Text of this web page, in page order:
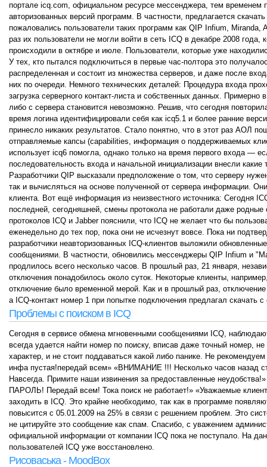
портале icq.com, официальном ресурсе мессенджера, тем временем
авторизованных версий программ. В частности, предлагается
пожаловались пользователи таких программ как QIP Infium,
раз их пользователи не могли войти в сеть ICQ в декабре 2008
происходили в октябре и июле. Пользователи, которые уже
У тех, кто пытался подключиться в первые час-полтора это
распределенная и состоит из множества серверов, и даже после
них по очереди. Немного технических деталей: Процедура входа
загрузка серверного контакт-листа и собственных данных.
либо с сервера становится невозможно. Решив, что сегодня
время логина идентифицировали себя как icq5.1 и более ранние
принесло никаких результатов. Стало понятно, что в этот раз АОЛ
отправляемые капсы (capabilities, информация о поддерживаемых
использует icq6 помогла, однако только на время первого входа —
последовательность входа и начальной инициализации внесли
Разработчики QIP высказали предположение о том, что серверу
так и вычисляться на основе полученной от сервера информации.
клиента. Вот ещё информация из неизвестного источника: Сегодня
последней, сегодняшней, смены протокола не работали даже родные
протоколов ICQ и Jabber пояснили, что ICQ не желает что бы
еженедельно до тех пор, пока они не исчезнут вовсе. Пока ни
разработчики неавторизованных ICQ-клиентов выложили
сообщениями. В частности, обновились мессенджеры QIP Infium и
продлилось всего несколько часов. В прошлый раз, 21 января,
отключения понадобилось около суток. Некоторые клиенты,
отключение было временной мерой. Как и в прошлый раз,
а ICQ-контакт номер 1 при попытке подключения предлагал скачать
Проблемы с поиском в ICQ
Сегодня в сервисе обмена мгновенными сообщениями ICQ,
всегда удается найти номер по поиску, вписав даже точный номер,
характер, и не стоит поддаваться какой либо панике. Не
инфа пустая!передай всем» «ВНИМАНИЕ !!! Несколько часов назад
Навсегда. Примите наши извинения за предоставленные
ПАРОЛЬ! Передай всем! Тока поиск не работает!» «Уважаемые
заходить в ICQ. Это крайне необходимо, так как в программе
повысится с 05.01.2009 на 25% в связи с решением проблем. Это
не цитируйте это сообщение как спам. Спасибо, с уважением
официальной информации от компании ICQ пока не поступало. На
пользователей ICQ уже восстановлено.
Рисоваська - MoodBox